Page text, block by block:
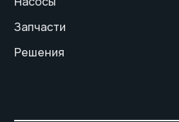
Запчасти
Решения